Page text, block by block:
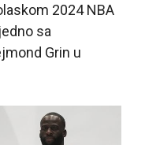
2024 NBA
sa
Grin u